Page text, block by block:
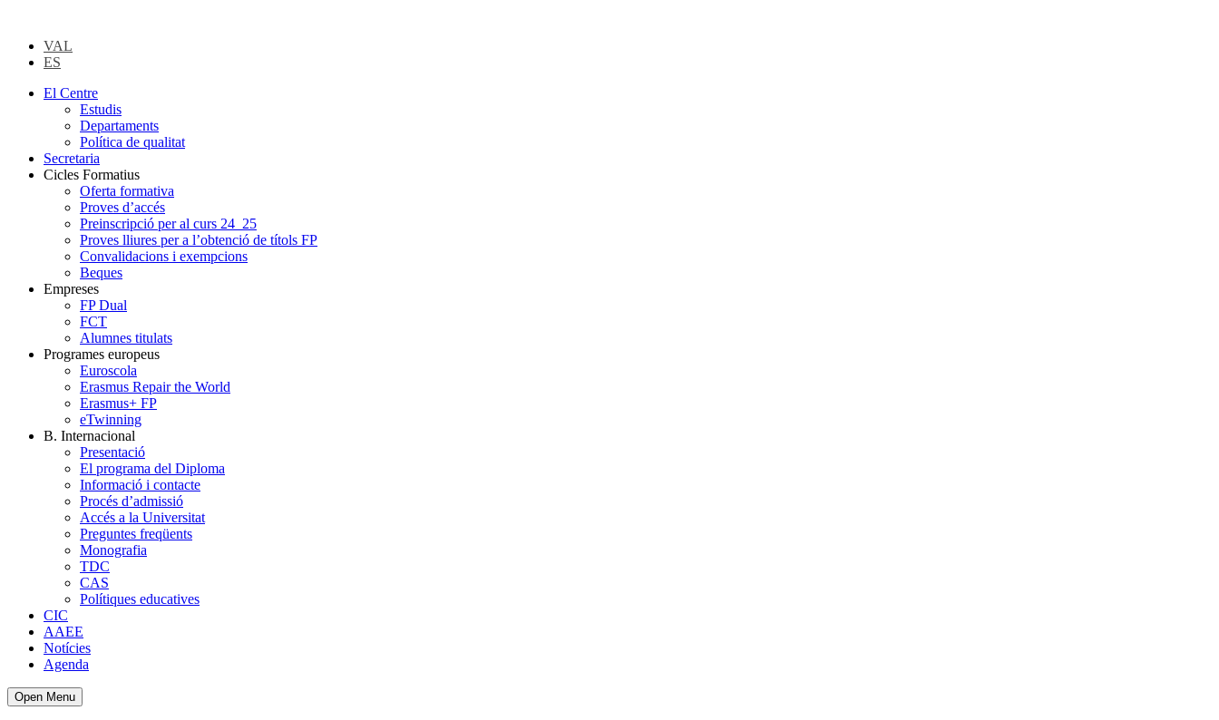
VAL
ES
El Centre
Estudis
Departaments
Política de qualitat
Secretaria
Cicles Formatius
Oferta formativa
Proves d’accés
Preinscripció per al curs 24_25
Proves lliures per a l’obtenció de títols FP
Convalidacions i exempcions
Beques
Empreses
FP Dual
FCT
Alumnes titulats
Programes europeus
Euroscola
Erasmus Repair the World
Erasmus+ FP
eTwinning
B. Internacional
Presentació
El programa del Diploma
Informació i contacte
Procés d’admissió
Accés a la Universitat
Preguntes freqüents
Monografia
TDC
CAS
Polítiques educatives
CIC
AAEE
Notícies
Agenda
Open Menu